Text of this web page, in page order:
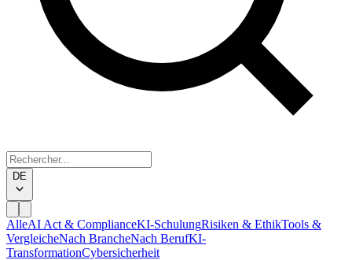
DE
AlleAI Act & ComplianceKI-SchulungRisiken & EthikTools &
VergleicheNach BrancheNach BerufKI-
TransformationCybersicherheit